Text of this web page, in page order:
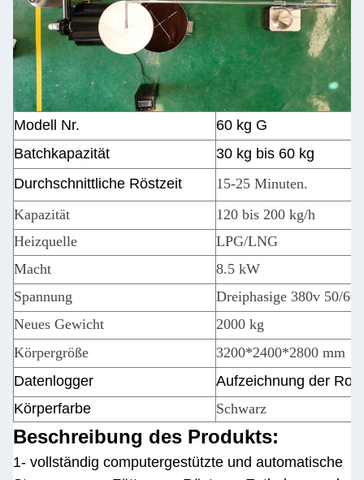
Modell Nr.
60 kg G
Batchkapazität
30 kg bis 60 kg
Durchschnittliche Röstzeit
15-25 Minuten.
Kapazität
120 bis 200 kg/h
Heizquelle
LPG/LNG
Macht
8.5 kW
Spannung
Dreiphasige 380v 50/
Neues Gewicht
2000 kg
Körpergröße
3200*2400*2800 mm
Datenlogger
Aufzeichnung der
Körperfarbe
Schwarz
Beschreibung des Produkts:
1- vollständig computergestützte und automatische